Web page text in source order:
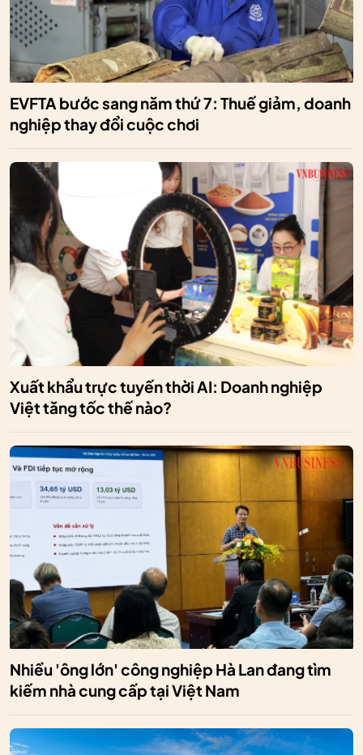
EVFTA bước sang năm thứ 7: Thuế giảm, doanh
nghiệp thay đổi cuộc chơi
Xuất khẩu trực tuyến thời AI: Doanh nghiệp
Việt tăng tốc thế nào?
Nhiều 'ông lớn' công nghiệp Hà Lan đang tìm
kiếm nhà cung cấp tại Việt Nam